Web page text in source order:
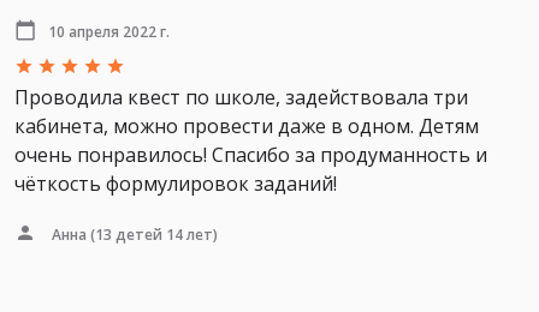
10 апреля 2022 г.
Проводила квест по школе, задействовала три
кабинета, можно провести даже в одном. Детям
очень понравилось! Спасибо за продуманность и
чёткость формулировок заданий!
Анна (13 детей 14 лет)